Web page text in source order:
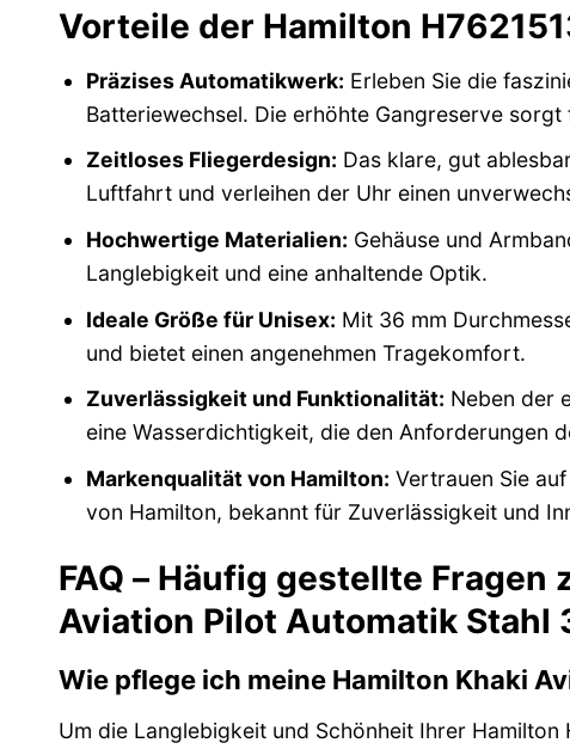
Vorteile der Hamilton
Präzises Automatikwerk: Erleben Sie die
Batteriewechsel. Die erhöhte Gangreserve
Zeitloses Fliegerdesign: Das klare, gut
Luftfahrt und verleihen der Uhr einen
Hochwertige Materialien: Gehäuse und
Langlebigkeit und eine anhaltende Optik.
Ideale Größe für Unisex: Mit 36 mm
und bietet einen angenehmen Tragekomfort.
Zuverlässigkeit und Funktionalität: Neben der
eine Wasserdichtigkeit, die den Anforderungen
Markenqualität von Hamilton: Vertrauen Sie
von Hamilton, bekannt für Zuverlässigkeit und
FAQ – Häufig gestellte
Aviation Pilot Automatik Stahl
Wie pflege ich meine Hamilton Khaki
Um die Langlebigkeit und Schönheit Ihrer